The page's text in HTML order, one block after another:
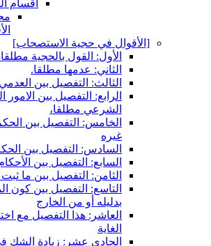
أقسام
[الأقوال في حجية الاستصحاب‏]
الأول: القول بالحجية مطلقا.
الثاني: عدمها مطلقا.
الثالث: التفصيل بين العدمي
الرابع: التفصيل بين الامور
الشرعي مطلقا،
الخامس: التفصيل بين
غيره
السادس: التفصيل بين الحكم
السابع: التفصيل بين الأحكام
الثامن: التفصيل بين ما ثبت
التاسع: التفصيل بين كون
بدليله أو من الخارج
العاشر: هذا التفصيل مع
الغاية
الحادي عشر: زيادة الشك